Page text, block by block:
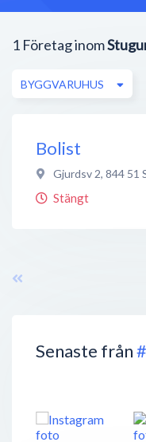
Senaste från
1 Företag inom
BYGGVARUHUS
Bolist
Gjurdsv 2, 844 51
Stängt